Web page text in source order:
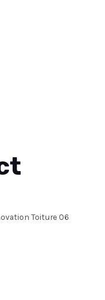
Toiture 06